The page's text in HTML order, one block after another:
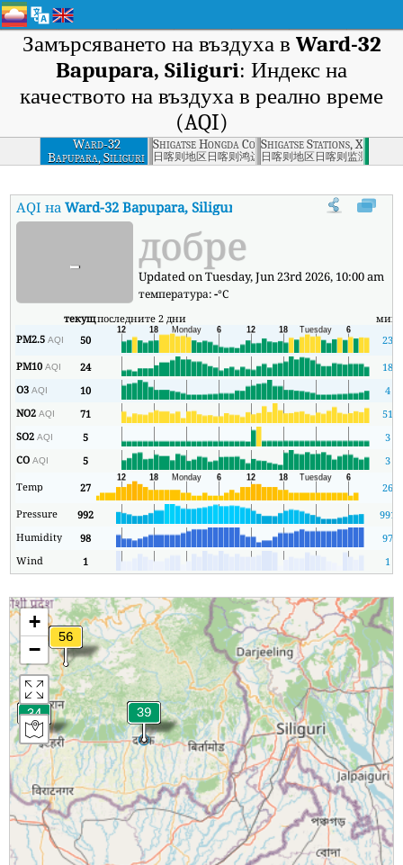
Замърсяването на въздуха в Ward-32
Bapupara, Siliguri: Индекс на
качеството на въздуха в реално време
(AQI)
Ward-32
Bapupara, Siliguri
Shigatse Hongda Company, Xigaze
日喀则地区日喀则鸿达公司
Shigatse Stations, Xigaze
日喀则地区日喀则监测站
AQI наWard-32 Bapupara, Siliguri Индекс на качеството на
- добре
Updated on Tuesday, Jun 23rd 2026, 10:00 am
температура:-°C
текущпоследните 2 дни мин
PM2.5AQI 50
23
PM10AQI 24
18
O3AQI 10
4
NO2AQI 71
51
SO2AQI 5
3
COAQI 5
3
Temp
27
26
Pressure
992
991
Humidity
98
97
Wind
1 1
+
−